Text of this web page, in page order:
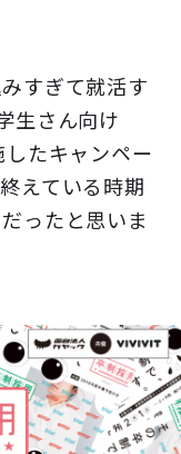
すぎて就活す
生さん向け
たキャンペー
えている時期
ったと思いま